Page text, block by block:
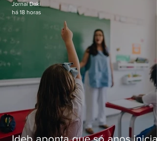
Jornal Daki
há 18 horas